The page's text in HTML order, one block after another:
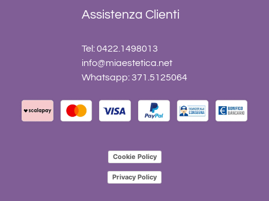
Assistenza Clienti
Tel: 0422.1498013
info@miaestetica.net
Whatsapp: 371.5125064
Cookie Policy
Privacy Policy